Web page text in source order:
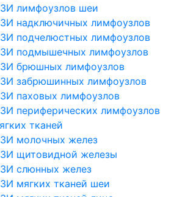
лимфоузлов шеи
надключичных лимфоузлов
подчелюстных лимфоузлов
подмышечных лимфоузлов
брюшных лимфоузлов
забрюшинных лимфоузлов
паховых лимфоузлов
периферических лимфоузлов
тканей
молочных желез
щитовидной железы
слюнных желез
мягких тканей шеи